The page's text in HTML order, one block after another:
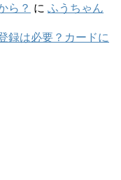
ら？ に ふうちゃん
録は必要？カードに